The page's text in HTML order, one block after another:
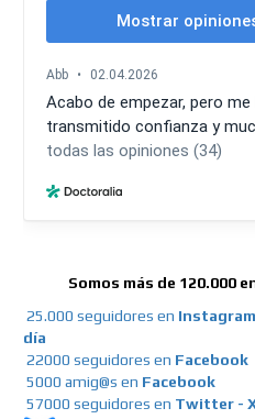
Somos más de 120.000
25.000 seguidores en
día
22000 seguidores en Facebook
5000 amig@s en Facebook
57000 seguidores en Twitter -